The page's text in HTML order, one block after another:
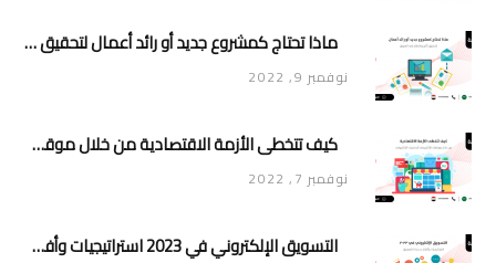
ماذا تحتاج كمشروع جديد أو رائد أعمال لتحقيق تأثير وانتشار في السوق
نوفمبر 9, 2022
كيف تتخطى الأزمة الاقتصادية من خلال موقعك الإلكتروني أو متجرك الإلكتروني
نوفمبر 7, 2022
التسويق الإلكتروني في 2023 استراتيجيات وأفكار جديدة للتسويق